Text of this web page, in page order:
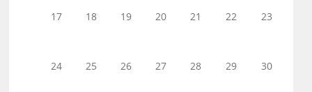
17 18 19 20 21 22 23
24 25 26 27 28 29 30